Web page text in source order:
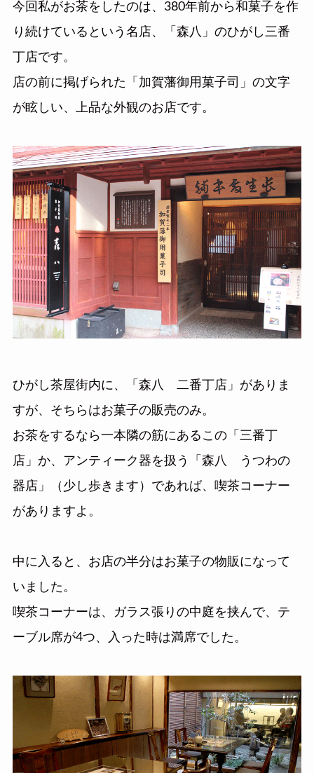
今回私がお茶をしたのは、380年前から和菓子を作
り続けているという名店、「森八」のひがし三番
丁店です。
店の前に掲げられた「加賀藩御用菓子司」の文字
が眩しい、上品な外観のお店です。
ひがし茶屋街内に、「森八 二番丁店」がありま
すが、そちらはお菓子の販売のみ。
お茶をするなら一本隣の筋にあるこの「三番丁
店」か、アンティーク器を扱う「森八 うつわの
器店」（少し歩きます）であれば、喫茶コーナー
がありますよ。
中に入ると、お店の半分はお菓子の物販になって
いました。
喫茶コーナーは、ガラス張りの中庭を挟んで、テ
ーブル席が4つ、入った時は満席でした。